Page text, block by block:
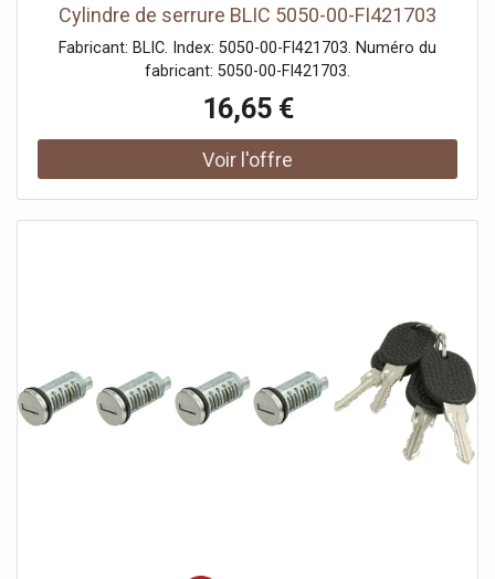
Cylindre de serrure BLIC 5050-00-FI421703
Fabricant: BLIC. Index: 5050-00-FI421703. Numéro du
fabricant: 5050-00-FI421703.
16,65 €